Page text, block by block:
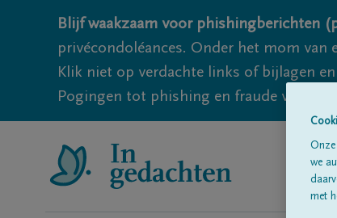
Blijf waakzaam voor phishingberichten
privécondoléances. Onder het mom van
Klik niet op verdachte links of bijlagen
Pogingen tot phishing en fraude vallen
we
met